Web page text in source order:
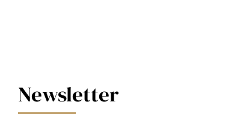
Newsletter